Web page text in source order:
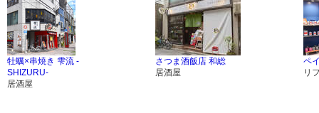
牡蠣×串焼き 雫流 -
SHIZURU-
居酒屋
さつま酒飯店 和総
居酒屋
ペ
リ